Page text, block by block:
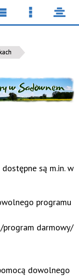
są m.in. w
programu
darmowy/
dowolnego
Menu